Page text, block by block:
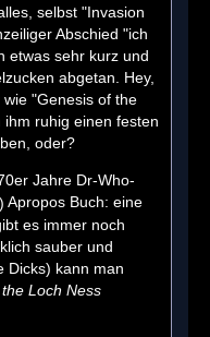
selbst "Invasion
Abschied "ich
etwas sehr kurz und
abgetan. Hey,
"Genesis of the
ruhig einen festen
oder?
Jahre Dr-Who-
Apropos Buch: eine
es immer noch
sauber und
Dicks) kann man
Loch Ness